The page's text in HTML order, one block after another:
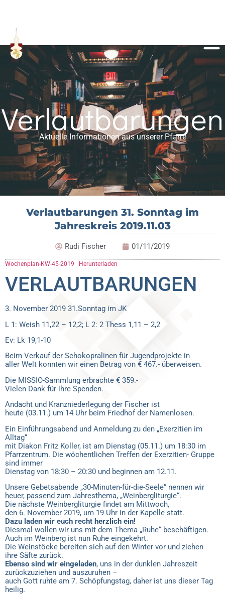
Verlautbarungen
Aktuelle Informationen aus unserer Pfarre
Verlautbarungen 31. Sonntag im
Jahreskreis 2019.11.03
Rudi Fischer 01/11/2019
Wochenplan-KW-45-2019 Herunterladen
VERLAUTBARUNGEN
3. November 2019 31.Sonntag im JK
L 1: Weish 11,22 – 12,2; L 2: 2 Thess 1,11 – 2,2
Ev: Lk 19,1-10
Beim Verkauf der Schokopralinen für Jugendprojekte in
aller Welt konnten wir einen Betrag von € 467.- überweisen.
Die MISSIO-Sammlung erbrachte € 359.-
Vielen Dank für ihre Spenden.
Andacht und Kranzniederlegung der Fischer ist
heute (03.11.) um 14 Uhr beim Friedhof der Namenlosen.
Ein Einführungsabend und Anmeldung zu den „Exerzitien im
Alltag“
mit Diakon Fritz Koller, ist am Dienstag (05.11.) um 18:30 im
Pfarrzentrum. Die wöchentlichen Treffen der Exerzitien- Gruppe
sind immer
Dienstag von 18:30 – 20:30 und beginnen am 12.11.
Unsere Gebetsabende „30-Minuten-für-die-Seele“ nennen wir
heuer, passend zum Jahresthema, „Weinbergliturgie“.
Die nächste Weinbergliturgie findet am Mittwoch,
den 6. November 2019, um 19 Uhr in der Kapelle statt.
Dazu laden wir euch recht herzlich ein!
Diesmal wollen wir uns mit dem Thema „Ruhe“ beschäftigen.
Auch im Weinberg ist nun Ruhe eingekehrt.
Die Weinstöcke bereiten sich auf den Winter vor und ziehen
ihre Säfte zurück.
Ebenso sind wir eingeladen, uns in der dunklen Jahreszeit
zurückzuziehen und auszuruhen –
auch Gott ruhte am 7. Schöpfungstag, daher ist uns dieser Tag
heilig.